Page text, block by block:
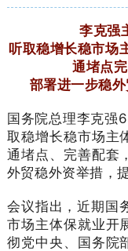
李克强
听取稳增长稳市场
通堵点
部署进一步稳
国务院总理李克强
取稳增长稳市场主
通堵点、完善配套
外贸稳外资举措，
会议指出，近期国
市场主体保就业开
彻党中央、国务院